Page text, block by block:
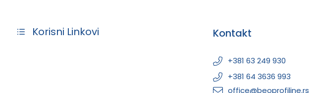
Korisni Linkovi Kontakt
+381 63 249 930
+381 64 3636 993
office@beoprofiline.rs